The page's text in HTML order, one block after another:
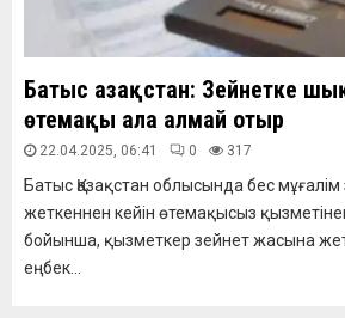
Батыс Қазақстан: Зейнетке
өтемақы ала алмай отыр
22.04.2025, 06:41 0 317
Батыс Қазақстан облысында бес
жеткеннен кейін өтемақысыз
бойынша, қызметкер зейнет жасына
еңбек...